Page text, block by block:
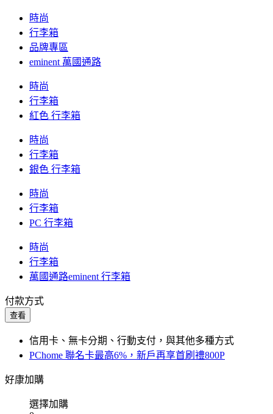
時尚
行李箱
品牌專區
eminent 萬國通路
時尚
行李箱
紅色 行李箱
時尚
行李箱
銀色 行李箱
時尚
行李箱
PC 行李箱
時尚
行李箱
萬國通路eminent 行李箱
付款方式
查看
信用卡、無卡分期、行動支付，與其他多種方式
PChome 聯名卡最高6%，新戶再享首刷禮800P
好康加購
選擇加購